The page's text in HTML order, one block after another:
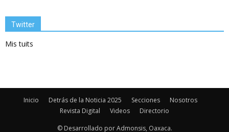
Twitter
Mis tuits
Inicio Detrás de la Noticia 2025 Secciones
Nosotros
Revista Digital
Videos
Directorio
© Desarrollado por Admonsis, Oaxaca.